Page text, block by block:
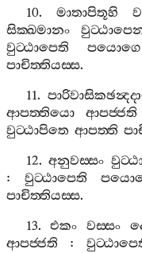
10. මාතාපිතූහි
සික‍්ඛමානං
වුට‍්ඨාපෙති
පයොගෙ
පාචිත‍්තියස‍්ස.
11.
ආපත‍්තියො
ආපජ‍්ජති
වුට‍්ඨාපිතෙ ආපත‍්ති
12.අනුවස‍්සං
: වුට‍්ඨාපෙති
පාචිත‍්තියස‍්ස.
13.එකං වස‍්සං
ආපජ‍්ජති :